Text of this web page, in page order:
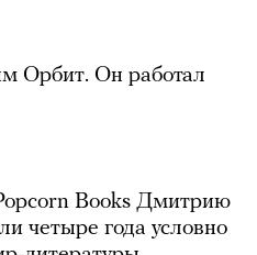
Орбит. Он работал
Books Дмитрию
четыре года условно